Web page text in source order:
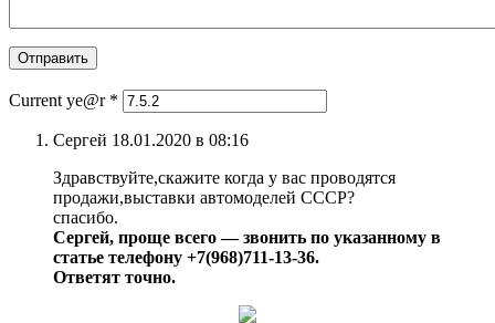
Current ye@r *
Сергей 18.01.2020 в 08:16
Здравствуйте,скажите когда у вас проводятся
продажи,выставки автомоделей СССР?
спасибо.
Сергей, проще всего — звонить по указанному в
статье телефону +7(968)711-13-36.
Ответят точно.